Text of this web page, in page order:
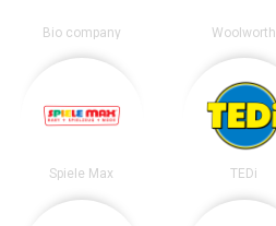
Bio company Woolworth
Spiele Max TEDi